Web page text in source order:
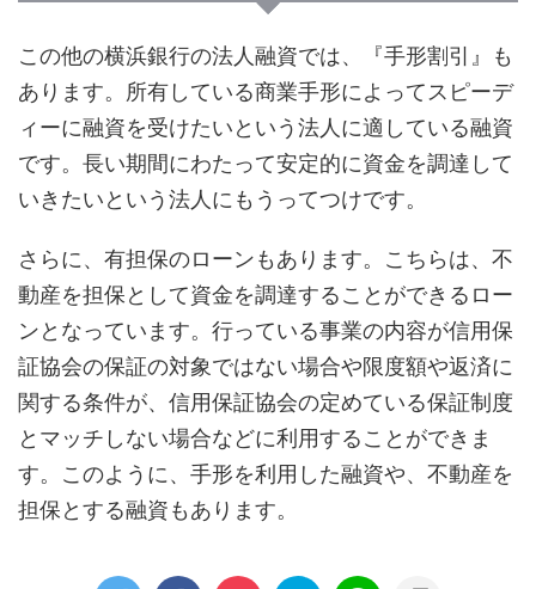
この他の横浜銀行の法人融資では、『手形割引』も
あります。所有している商業手形によってスピーデ
ィーに融資を受けたいという法人に適している融資
です。長い期間にわたって安定的に資金を調達して
いきたいという法人にもうってつけです。
さらに、有担保のローンもあります。こちらは、不
動産を担保として資金を調達することができるロー
ンとなっています。行っている事業の内容が信用保
証協会の保証の対象ではない場合や限度額や返済に
関する条件が、信用保証協会の定めている保証制度
とマッチしない場合などに利用することができま
す。このように、手形を利用した融資や、不動産を
担保とする融資もあります。